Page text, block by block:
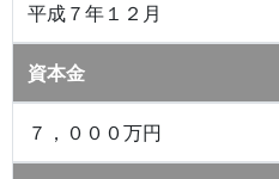
平成７年１２月
資本金
７，０００万円